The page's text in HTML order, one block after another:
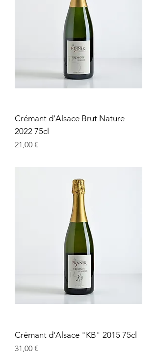
Crémant d'Alsace Brut Nature
2022 75cl
Prix
21,00 €
Crémant d'Alsace "KB" 2015 75cl
Prix
31,00 €